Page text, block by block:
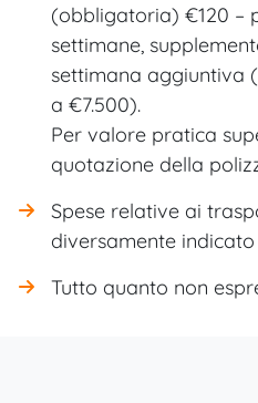
(obbligatoria) €120 –
settimane,
settimana aggiuntiva
a €7.500).
Per valore pratica
quotazione della
Spese relative ai
diversamente indicato
Tutto quanto non